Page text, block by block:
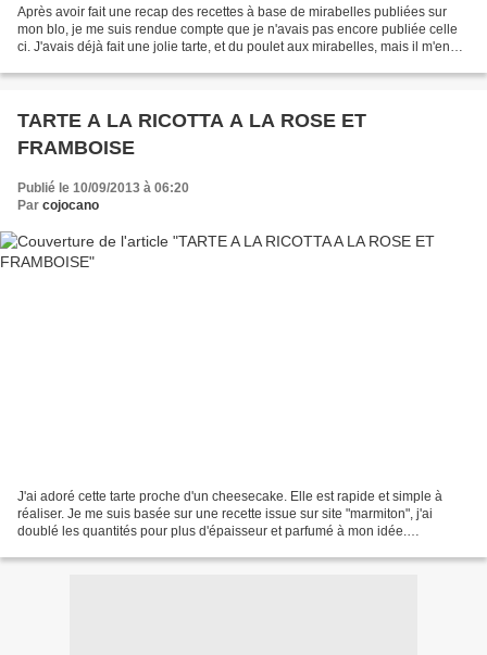
Après avoir fait une recap des recettes à base de mirabelles publiées sur
mon blo, je me suis rendue compte que je n'avais pas encore publiée celle
ci. J'avais déjà fait une jolie tarte, et du poulet aux mirabelles, mais il m'en
TARTE A LA RICOTTA A LA ROSE ET
FRAMBOISE
Publié le 10/09/2013 à 06:20
Par cojocano
J'ai adoré cette tarte proche d'un cheesecake. Elle est rapide et simple à
réaliser. Je me suis basée sur une recette issue sur site "marmiton", j'ai
doublé les quantités pour plus d'épaisseur et parfumé à mon idée.